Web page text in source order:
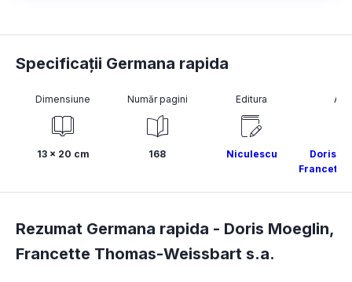
Specificații Germana rapida
Dimensiune
13 x 20 cm
Număr pagini
168
Editura
Niculescu
Doris
Francette
Rezumat Germana rapida - Doris Moeglin,
Francette Thomas-Weissbart s.a.